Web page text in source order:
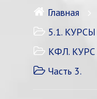
Главная
5.1. КУРСЫ
КФЛ. КУРС
Часть 3.